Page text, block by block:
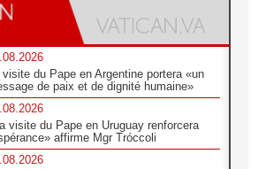
visite du Pape en Argentine portera «un
de paix et de dignité humaine»
visite du Pape en Uruguay renforcera
affirme Mgr Tróccoli